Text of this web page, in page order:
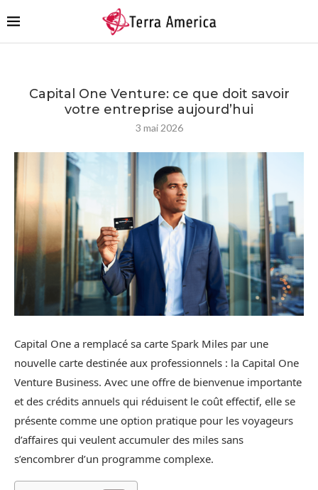
Capital One Venture: ce que doit savoir
votre entreprise aujourd’hui
3 mai 2026
Capital One a remplacé sa carte Spark Miles par une
nouvelle carte destinée aux professionnels : la Capital One
Venture Business. Avec une offre de bienvenue importante
et des crédits annuels qui réduisent le coût effectif, elle se
présente comme une option pratique pour les voyageurs
d’affaires qui veulent accumuler des miles sans
s’encombrer d’un programme complexe.